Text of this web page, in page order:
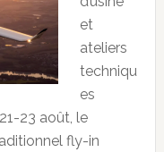
et
ateliers
techniqu
es
23 août, le
fly-in